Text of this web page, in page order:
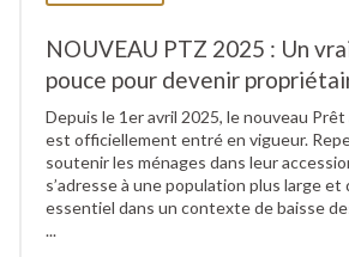
NOUVEAU PTZ 2025 : Un
pouce pour devenir
Depuis le 1er avril 2025, le nouveau Prêt
est officiellement entré en vigueur.
soutenir les ménages dans leur
s’adresse à une population plus large
essentiel dans un contexte de baisse
...